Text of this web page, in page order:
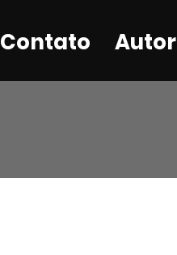
Contato Autor